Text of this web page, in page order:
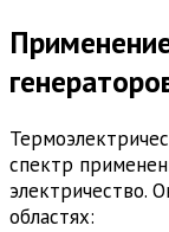
спектр
электричество.
областях: